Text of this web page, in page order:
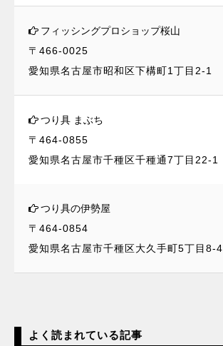
フィッシングプロショップ桜山
〒466-0025
愛知県名古屋市昭和区下構町1丁目2-1
つり具 まぶち
〒464-0855
愛知県名古屋市千種区千種通7丁目22-1
つり具の伊勢屋
〒464-0854
愛知県名古屋市千種区大久手町5丁目8-4
よく読まれている記事